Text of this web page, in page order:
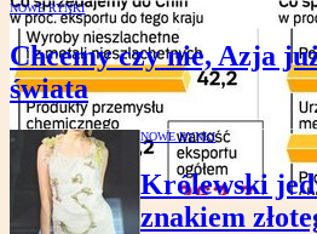
NOWE RYNKI
Chcemy czy nie, Azja
świata
NOWE RYNKI
Królewski
znakiem